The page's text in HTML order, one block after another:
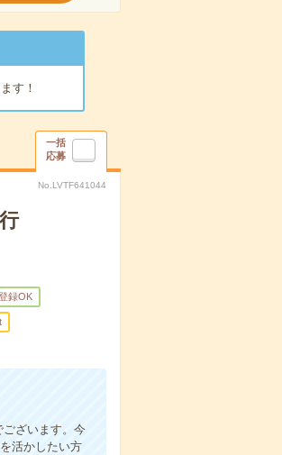
す！
一括
応募
No.LVTF641044
録OK
ざいます。今
活かしたい方